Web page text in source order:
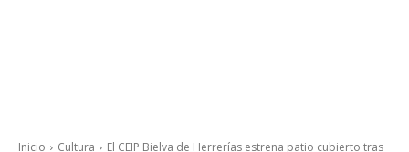
Inicio Cultura
El CEIP Bielva de Herrerías estrena patio cubierto tras